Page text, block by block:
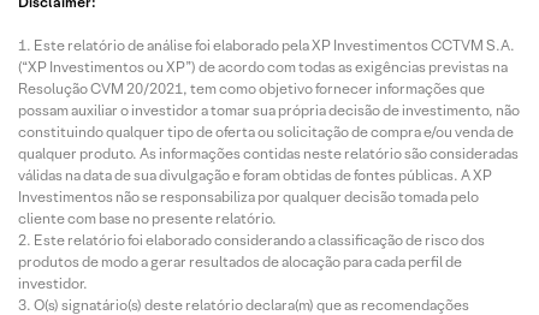
Este relatório de análise foi elaborado pela XP Investimentos CCTVM S.A.
(“XP Investimentos ou XP”) de acordo com todas as exigências previstas na
Resolução CVM 20/2021, tem como objetivo fornecer informações que
possam auxiliar o investidor a tomar sua própria decisão de investimento, não
constituindo qualquer tipo de oferta ou solicitação de compra e/ou venda de
qualquer produto. As informações contidas neste relatório são consideradas
válidas na data de sua divulgação e foram obtidas de fontes públicas. A XP
Investimentos não se responsabiliza por qualquer decisão tomada pelo
cliente com base no presente relatório.
Este relatório foi elaborado considerando a classificação de risco dos
produtos de modo a gerar resultados de alocação para cada perfil de
investidor.
O(s) signatário(s) deste relatório declara(m) que as recomendações